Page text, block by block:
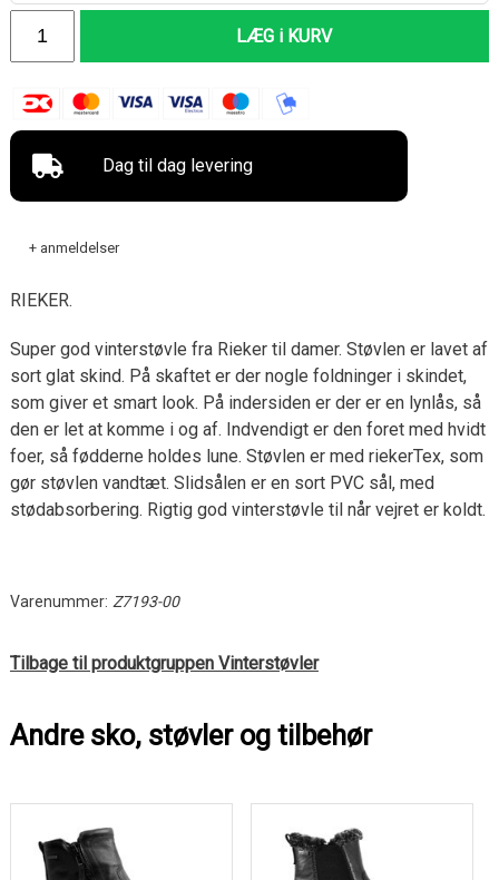
LÆG i KURV
Dag til dag levering
+ anmeldelser
RIEKER.
Super god vinterstøvle fra Rieker til damer. Støvlen er lavet af
sort glat skind. På skaftet er der nogle foldninger i skindet,
som giver et smart look. På indersiden er der er en lynlås, så
den er let at komme i og af. Indvendigt er den foret med hvidt
foer, så fødderne holdes lune. Støvlen er med riekerTex, som
gør støvlen vandtæt. Slidsålen er en sort PVC sål, med
stødabsorbering. Rigtig god vinterstøvle til når vejret er koldt.
Varenummer: Z7193-00
Tilbage til produktgruppen Vinterstøvler
Andre sko, støvler og tilbehør